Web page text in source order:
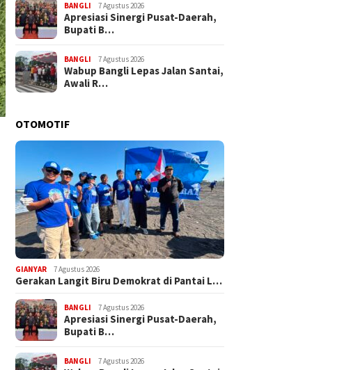
BANGLI 7 Agustus 2026
Apresiasi Sinergi Pusat-Daerah,
Bupati B…
BANGLI 7 Agustus 2026
Wabup Bangli Lepas Jalan Santai,
Awali R…
OTOMOTIF
GIANYAR 7 Agustus 2026
Gerakan Langit Biru Demokrat di Pantai L…
BANGLI 7 Agustus 2026
Apresiasi Sinergi Pusat-Daerah,
Bupati B…
BANGLI 7 Agustus 2026